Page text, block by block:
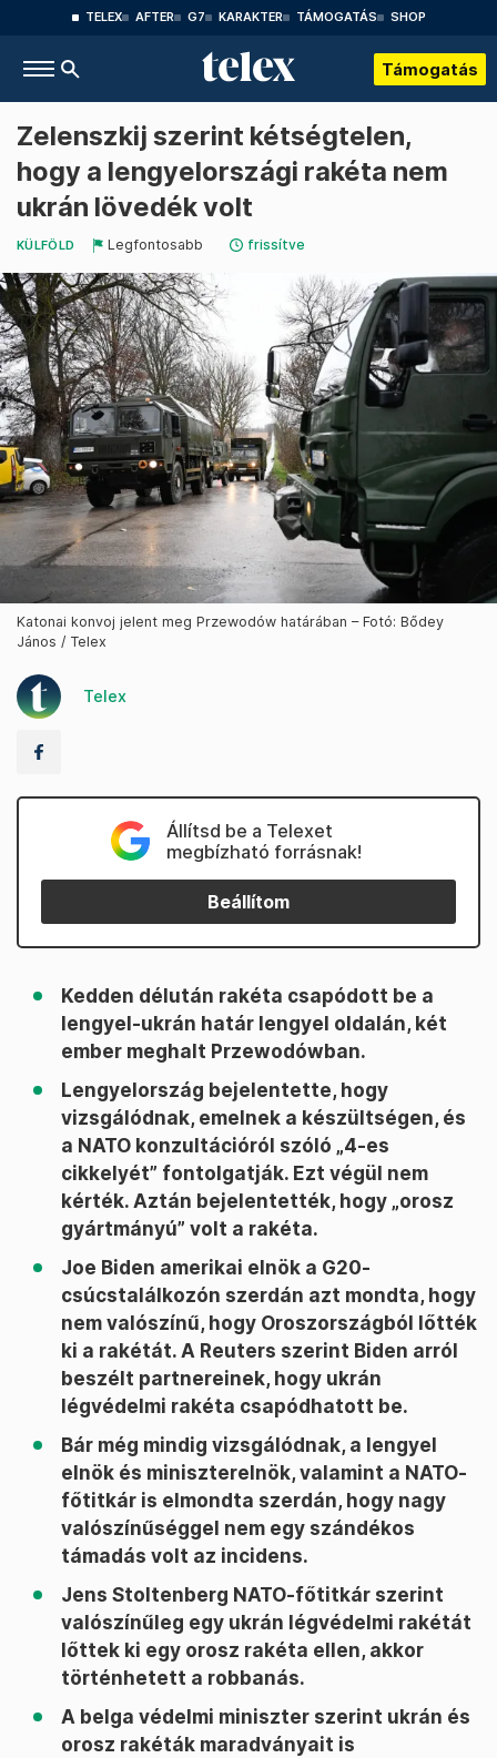
TELEX AFTER G7 KARAKTER TÁMOGATÁS SHOP
Támogatás
Zelenszkij szerint kétségtelen,
hogy a lengyelországi rakéta nem
ukrán lövedék volt
KÜLFÖLD Legfontosabb frissítve
Katonai konvoj jelent meg Przewodów határában – Fotó: Bődey
János / Telex
Telex
Állítsd be a Telexet
megbízható forrásnak!
Beállítom
Kedden délután rakéta csapódott be a
lengyel-ukrán határ lengyel oldalán, két
ember meghalt Przewodówban.
Lengyelország bejelentette, hogy
vizsgálódnak, emelnek a készültségen, és
a NATO konzultációról szóló „4-es
cikkelyét” fontolgatják. Ezt végül nem
kérték. Aztán bejelentették, hogy „orosz
gyártmányú” volt a rakéta.
Joe Biden amerikai elnök a G20-
csúcstalálkozón szerdán azt mondta, hogy
nem valószínű, hogy Oroszországból lőtték
ki a rakétát. A Reuters szerint Biden arról
beszélt partnereinek, hogy ukrán
légvédelmi rakéta csapódhatott be.
Bár még mindig vizsgálódnak, a lengyel
elnök és miniszterelnök, valamint a NATO-
főtitkár is elmondta szerdán, hogy nagy
valószínűséggel nem egy szándékos
támadás volt az incidens.
Jens Stoltenberg NATO-főtitkár szerint
valószínűleg egy ukrán légvédelmi rakétát
lőttek ki egy orosz rakéta ellen, akkor
történhetett a robbanás.
A belga védelmi miniszter szerint ukrán és
orosz rakéták maradványait is